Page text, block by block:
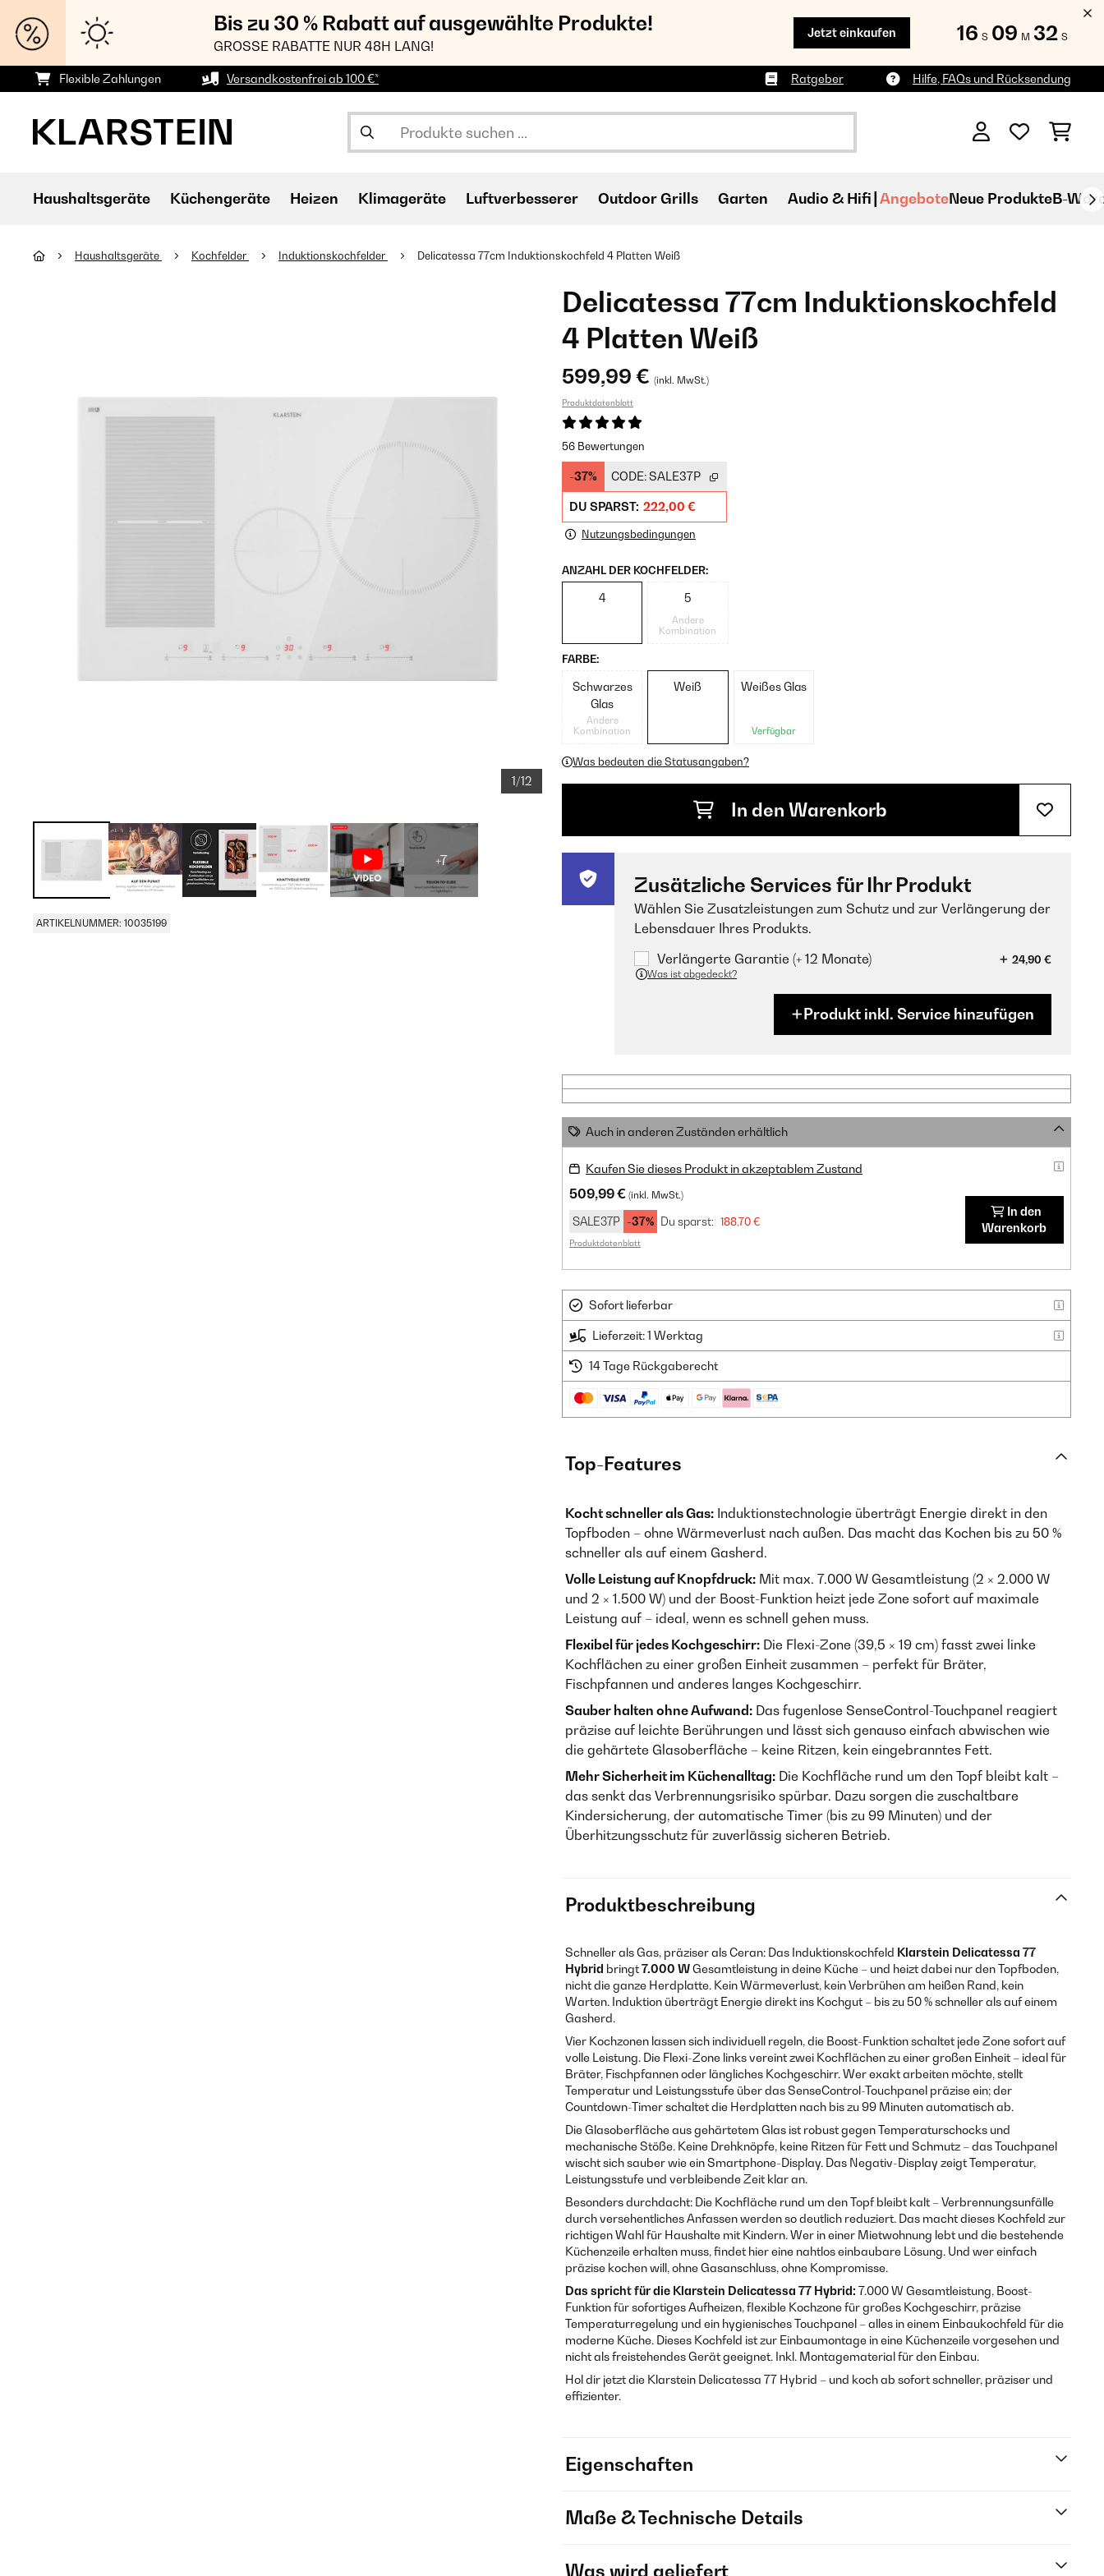
Bis zu 30 % Rabatt auf ausgewählte Produkte!
GROSSE RABATTE NUR 48H LANG!
Jetzt einkaufen 16 S 09 M 31 S
Flexible Zahlungen Versandkostenfrei ab 100 €* Ratgeber Hilfe, FAQs und Rücksendung
Haushaltsgeräte Küchengeräte Heizen Klimageräte Luftverbesserer Outdoor Grills Garten Audio & Hifi AngeboteNeue ProdukteB-
Haushaltsgeräte Kochfelder Induktionskochfelder Delicatessa 77cm Induktionskochfeld 4 Platten Weiß
1/12
+7
ARTIKELNUMMER: 10035199
Delicatessa 77cm Induktionskochfeld
4 Platten Weiß
599,99 € (inkl. MwSt.)
Produktdatenblatt
56 Bewertungen
-37% CODE:SALE37P
DU SPARST: 222,00 €
Nutzungsbedingungen
ANZAHL DER KOCHFELDER:
4 5
Andere
Kombination
FARBE:
Schwarzes
Glas
Andere
Kombination
Weiß Weißes Glas
Verfügbar
Was bedeuten die Statusangaben?
In den Warenkorb
Zusätzliche Services für Ihr Produkt
Wählen Sie Zusatzleistungen zum Schutz und zur Verlängerung der
Lebensdauer Ihres Produkts.
Verlängerte Garantie (+ 12 Monate)
24,90 €
Was ist abgedeckt?
Produkt inkl. Service hinzufügen
Auch in anderen Zuständen erhältlich
Kaufen Sie dieses Produkt in akzeptablem Zustand
509,99 € (inkl. MwSt.)
SALE37P -37% Du sparst: 188,70 €
Produktdatenblatt
In den
Warenkorb
Sofort lieferbar
Lieferzeit: 1 Werktag
14 Tage Rückgaberecht
Top-Features
Kocht schneller als Gas: Induktionstechnologie überträgt Energie direkt in den
Topfboden – ohne Wärmeverlust nach außen. Das macht das Kochen bis zu 50 %
schneller als auf einem Gasherd.
Volle Leistung auf Knopfdruck: Mit max. 7.000 W Gesamtleistung (2 × 2.000 W
und 2 × 1.500 W) und der Boost-Funktion heizt jede Zone sofort auf maximale
Leistung auf – ideal, wenn es schnell gehen muss.
Flexibel für jedes Kochgeschirr: Die Flexi-Zone (39,5 × 19 cm) fasst zwei linke
Kochflächen zu einer großen Einheit zusammen – perfekt für Bräter,
Fischpfannen und anderes langes Kochgeschirr.
Sauber halten ohne Aufwand: Das fugenlose SenseControl-Touchpanel reagiert
präzise auf leichte Berührungen und lässt sich genauso einfach abwischen wie
die gehärtete Glasoberfläche – keine Ritzen, kein eingebranntes Fett.
Mehr Sicherheit im Küchenalltag: Die Kochfläche rund um den Topf bleibt kalt –
das senkt das Verbrennungsrisiko spürbar. Dazu sorgen die zuschaltbare
Kindersicherung, der automatische Timer (bis zu 99 Minuten) und der
Überhitzungsschutz für zuverlässig sicheren Betrieb.
Produktbeschreibung
Schneller als Gas, präziser als Ceran: Das Induktionskochfeld Klarstein Delicatessa 77
Hybrid bringt7.000 WGesamtleistung in deine Küche – und heizt dabei nur den Topfboden,
nicht die ganze Herdplatte. Kein Wärmeverlust, kein Verbrühen am heißen Rand, kein
Warten. Induktion überträgt Energie direkt ins Kochgut – bis zu 50 % schneller als auf einem
Gasherd.
Vier Kochzonen lassen sich individuell regeln, die Boost-Funktion schaltet jede Zone sofort auf
volle Leistung. Die Flexi-Zone links vereint zwei Kochflächen zu einer großen Einheit – ideal für
Bräter, Fischpfannen oder längliches Kochgeschirr. Wer exakt arbeiten möchte, stellt
Temperatur und Leistungsstufe über das SenseControl-Touchpanel präzise ein; der
Countdown-Timer schaltet die Herdplatten nach bis zu 99 Minuten automatisch ab.
Die Glasoberfläche aus gehärtetem Glas ist robust gegen Temperaturschocks und
mechanische Stöße. Keine Drehknöpfe, keine Ritzen für Fett und Schmutz – das Touchpanel
wischt sich sauber wie ein Smartphone-Display. Das Negativ-Display zeigt Temperatur,
Leistungsstufe und verbleibende Zeit klar an.
Besonders durchdacht: Die Kochfläche rund um den Topf bleibt kalt – Verbrennungsunfälle
durch versehentliches Anfassen werden so deutlich reduziert. Das macht dieses Kochfeld zur
richtigen Wahl für Haushalte mit Kindern. Wer in einer Mietwohnung lebt und die bestehende
Küchenzeile erhalten muss, findet hier eine nahtlos einbaubare Lösung. Und wer einfach
präzise kochen will, ohne Gasanschluss, ohne Kompromisse.
Das spricht für die Klarstein Delicatessa 77 Hybrid: 7.000 W Gesamtleistung, Boost-
Funktion für sofortiges Aufheizen, flexible Kochzone für großes Kochgeschirr, präzise
Temperaturregelung und ein hygienisches Touchpanel – alles in einem Einbaukochfeld für die
moderne Küche. Dieses Kochfeld ist zur Einbaumontage in eine Küchenzeile vorgesehen und
nicht als freistehendes Gerät geeignet. Inkl. Montagematerial für den Einbau.
Hol dir jetzt die Klarstein Delicatessa 77 Hybrid – und koch ab sofort schneller, präziser und
effizienter.
Eigenschaften
Maße & Technische Details
Was wird geliefert